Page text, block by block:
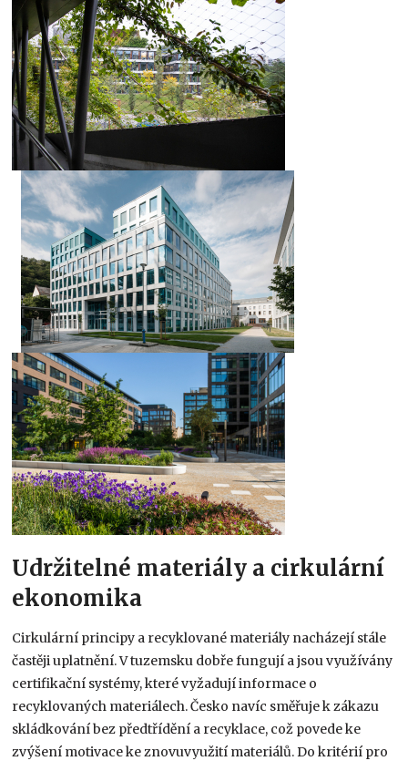
Udržitelné materiály a cirkulární
ekonomika
Cirkulární principy a recyklované materiály nacházejí stále
častěji uplatnění. V tuzemsku dobře fungují a jsou využívány
certifikační systémy, které vyžadují informace o
recyklovaných materiálech. Česko navíc směřuje k zákazu
skládkování bez předtřídění a recyklace, což povede ke
zvýšení motivace ke znovuvyužití materiálů. Do kritérií pro